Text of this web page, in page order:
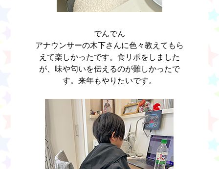
でんでん
アナウンサーの木下さんに色々教えてもら
えて楽しかったです。食リポをしました
が、味や匂いを伝えるのが難しかったで
す。来年もやりたいです。